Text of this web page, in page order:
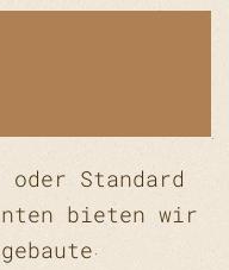
Standard
bieten wir